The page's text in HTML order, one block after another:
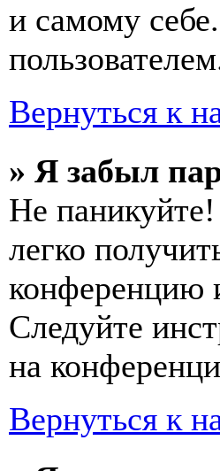
и самому
Вернуться к
» Я забыл
Не
легко
конференцию
Следуйте
на
Вернуться к